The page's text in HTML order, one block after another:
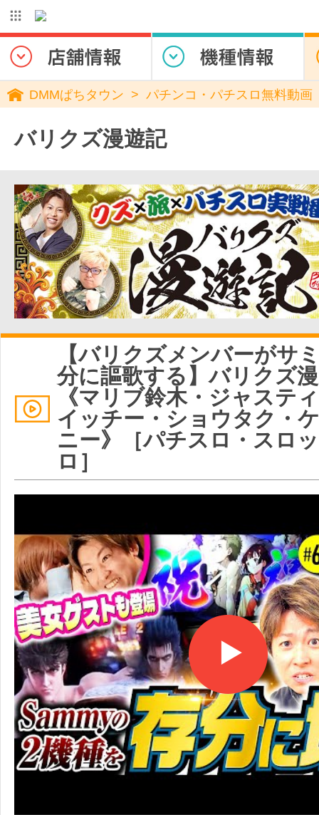
DMMぱちタウン パチンコ・パチスロ無料動画
バリクズ漫遊記
【バリクズメンバーがサ
分に謳歌する】バリクズ
《マリブ鈴木・ジャステ
イッチー・ショウタク・
ニー》［パチスロ・スロ
ロ］